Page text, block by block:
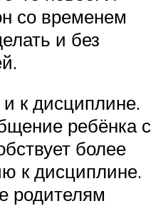
со временем
и без
к дисциплине.
ребёнка с
более
к дисциплине.
родителям